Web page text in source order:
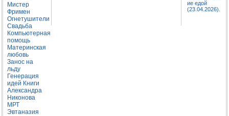
Мистер
Фримен
Огнетушители
Свадьба
Компьютерная
помощь
Материнская
любовь
Занос на
льду
Генерация
идей Книги
Александра
Никонова
МРТ
Эвтаназия
ие едой
(23.04.2026).